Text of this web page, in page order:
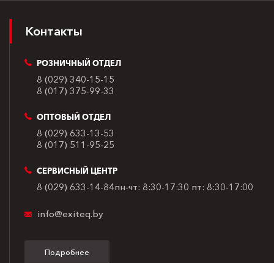
Контакты
РОЗНИЧНЫЙ ОТДЕЛ
8 (029) 340-15-15
8 (017) 375-99-33
ОПТОВЫЙ ОТДЕЛ
8 (029) 633-13-53
8 (017) 511-95-25
СЕРВИСНЫЙ ЦЕНТР
8 (029) 633-14-84пн-чт: 8:30-17:30 пт: 8:30-17:00
info@exiteq.by
Подробнее